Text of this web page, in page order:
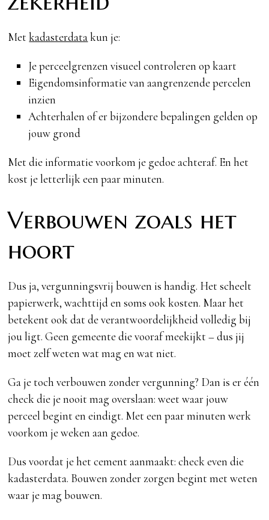
Metkadasterdatakun je:
Je perceelgrenzen visueel controleren op kaart
Eigendomsinformatie van aangrenzende percelen
inzien
Achterhalen of er bijzondere bepalingen gelden op
jouw grond
Met die informatie voorkom je gedoe achteraf. En het
kost je letterlijk een paar minuten.
Verbouwen zoals het
hoort
Dus ja, vergunningsvrij bouwen is handig. Het scheelt
papierwerk, wachttijd en soms ook kosten. Maar het
betekent ook dat de verantwoordelijkheid volledig bij
jou ligt. Geen gemeente die vooraf meekijkt – dus jij
moet zelf weten wat mag en wat niet.
Ga je toch verbouwen zonder vergunning? Dan is er één
check die je nooit mag overslaan: weet waar jouw
perceel begint en eindigt. Met een paar minuten werk
voorkom je weken aan gedoe.
Dus voordat je het cement aanmaakt: check even die
kadasterdata. Bouwen zonder zorgen begint met weten
waar je mag bouwen.